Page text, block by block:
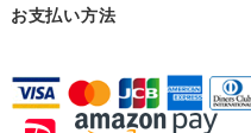
お支払い方法